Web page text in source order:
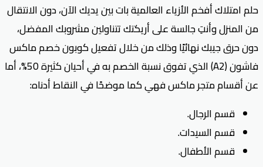
حلم امتلاك أفخم الأزياء العالمية بات بين يديك الآن، دون الانتقال
من المنزل وأنتِ جالسة على أريكتك تتناولين مشروبك المفضل،
دون حرق جيبك نهائيًا وذلك من خلال تفعيل كوبون خصم ماكس
فاشون (A2) الذي تفوق نسبة الخصم به في أحيان كثيرة 50%، أما
عن أقسام متجر ماكس فهي كما موضحًا في النقاط أدناه:
قسم الرجال.
قسم السيدات.
قسم الأطفال.